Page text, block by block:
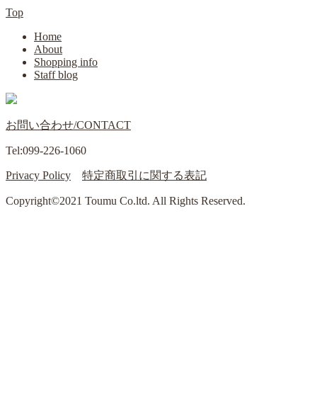
Top
Home
About
Shopping info
Staff blog
お問い合わせ/CONTACT
Tel:099-226-1060
Privacy Policy 特定商取引に関する表記
Copyright©2021 Toumu Co.ltd. All Rights Reserved.